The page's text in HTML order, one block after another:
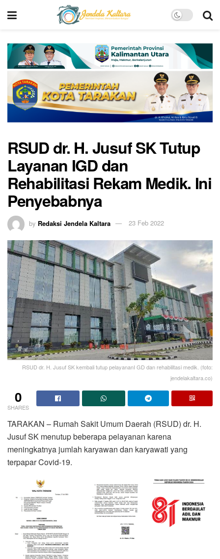
RSUD dr. H. Jusuf SK Tutup
Layanan IGD dan
Rehabilitasi Rekam Medik. Ini
Penyebabnya
by Redaksi Jendela Kaltara 23 Feb 2022
RSUD dr. H. Jusuf SK kembali tutup pelayananI GD dan rehabilitasi medik. (foto:
jendelakaltara.co)
0
SHARES
TARAKAN – Rumah Sakit Umum Daerah (RSUD) dr. H.
Jusuf SK menutup beberapa pelayanan karena
meningkatnya jumlah karyawan dan karyawati yang
terpapar Covid-19.